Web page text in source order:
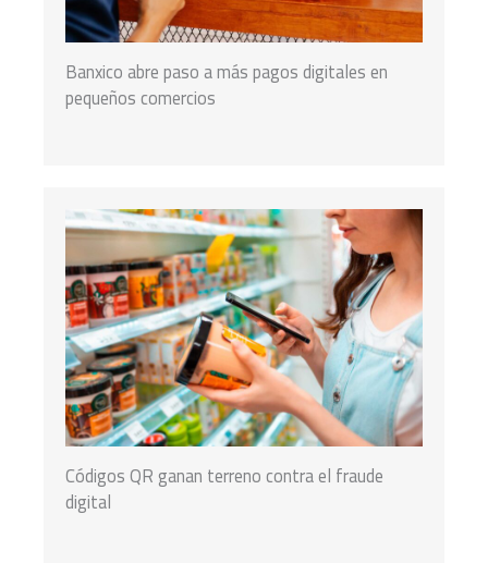
Banxico abre paso a más pagos digitales en
pequeños comercios
Códigos QR ganan terreno contra el fraude
digital